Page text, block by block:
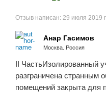
Отзыв написан: 29 июля 2019 г.
Анар Гасимов
Москва. Россия
II ЧастьИзолированный
разграничена странным
помещений закрыта для